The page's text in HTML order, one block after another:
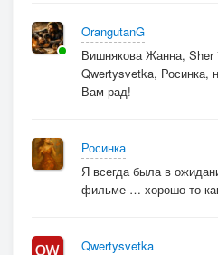
OrangutanG
Вишнякова Жанна, Sher
Qwertysvetka, Росинка,
Вам рад!
Росинка
Я всегда была в
фильме … хорошо то
Qwertysvetka